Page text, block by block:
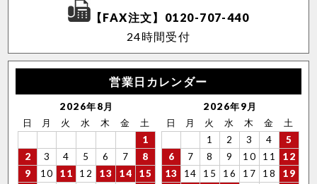
【FAX注文】0120-707-440
24時間受付
営業日カレンダー
2026年8月
日
月 火 水 木 金
土
1
2
3 4 5 6 7
8
9
10 11 12 13 14
15
2026年9月
日
月 火 水 木 金
土
1
2 3 4
5
6
7 8 9 10 11
12
13
14 15 16 17 18
19